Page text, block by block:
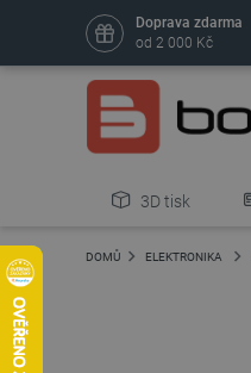
Doprava zdarma
od 2 000 Kč
3D tisk
DOMŮ ELEKTRONIKA